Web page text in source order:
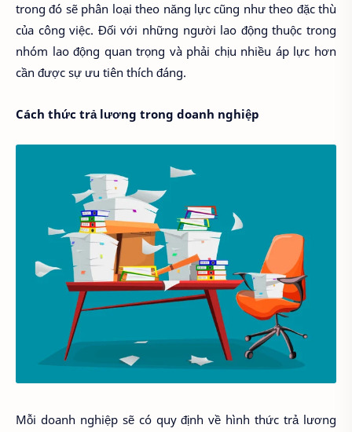
trong đó sẽ phân loại theo năng lực cũng như theo đặc thù
của công việc. Đối với những người lao động thuộc trong
nhóm lao động quan trọng và phải chịu nhiều áp lực hơn
cần được sự ưu tiên thích đáng.
Cách thức trả lương trong doanh nghiệp
Mỗi doanh nghiệp sẽ có quy định về hình thức trả lương